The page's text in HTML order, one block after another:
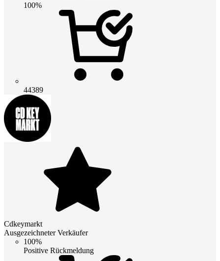
100%
44389
Cdkeymarkt
Ausgezeichneter Verkäufer
100%
Positive Rückmeldung